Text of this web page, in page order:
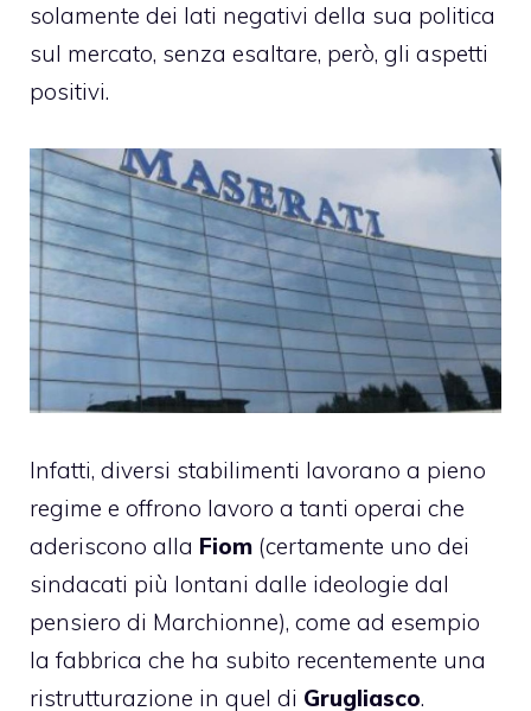
solamente dei lati negativi della sua politica
sul mercato, senza esaltare, però, gli aspetti
positivi.
Infatti, diversi stabilimenti lavorano a pieno
regime e offrono lavoro a tanti operai che
aderiscono alla Fiom (certamente uno dei
sindacati più lontani dalle ideologie dal
pensiero di Marchionne), come ad esempio
la fabbrica che ha subito recentemente una
ristrutturazione in quel di Grugliasco.